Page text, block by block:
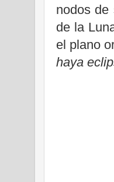
nodos de
de la
el plano
haya